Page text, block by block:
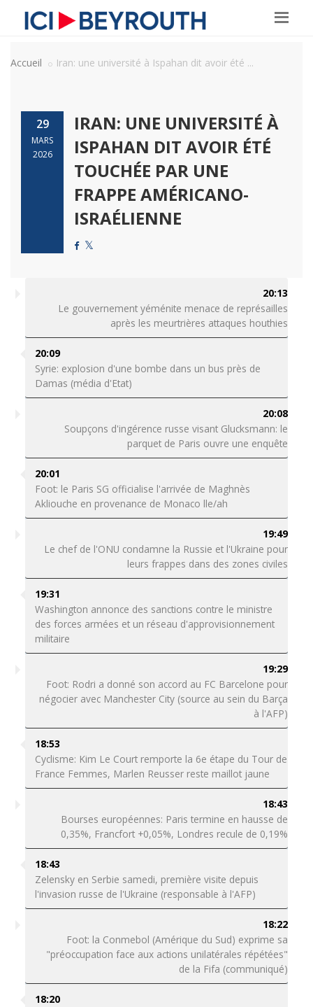
Accueil Iran: une université à Ispahan dit avoir été ...
29
MARS
2026
IRAN: UNE UNIVERSITÉ À
ISPAHAN DIT AVOIR ÉTÉ
TOUCHÉE PAR UNE
FRAPPE AMÉRICANO-
ISRAÉLIENNE
20:13
Le gouvernement yéménite menace de représailles
après les meurtrières attaques houthies
20:09
Syrie: explosion d'une bombe dans un bus près de
Damas (média d'Etat)
20:08
Soupçons d'ingérence russe visant Glucksmann: le
parquet de Paris ouvre une enquête
20:01
Foot: le Paris SG officialise l'arrivée de Maghnès
Akliouche en provenance de Monaco lle/ah
19:49
Le chef de l'ONU condamne la Russie et l'Ukraine pour
leurs frappes dans des zones civiles
19:31
Washington annonce des sanctions contre le ministre
des forces armées et un réseau d'approvisionnement
militaire
19:29
Foot: Rodri a donné son accord au FC Barcelone pour
négocier avec Manchester City (source au sein du Barça
à l'AFP)
18:53
Cyclisme: Kim Le Court remporte la 6e étape du Tour de
France Femmes, Marlen Reusser reste maillot jaune
18:43
Bourses européennes: Paris termine en hausse de
0,35%, Francfort +0,05%, Londres recule de 0,19%
18:43
Zelensky en Serbie samedi, première visite depuis
l'invasion russe de l'Ukraine (responsable à l'AFP)
18:22
Foot: la Conmebol (Amérique du Sud) exprime sa
"préoccupation face aux actions unilatérales répétées"
de la Fifa (communiqué)
18:20